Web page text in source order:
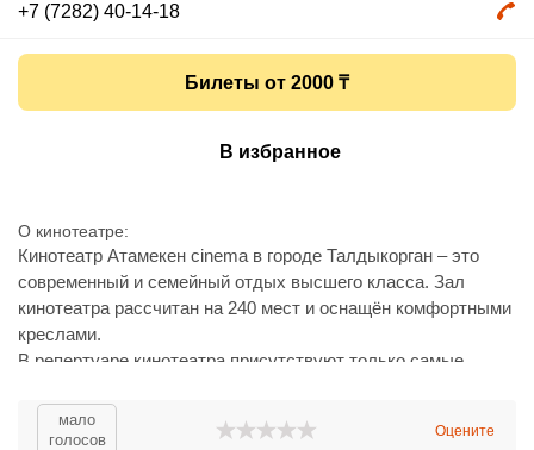
+7 (7282) 40-14-18
Билеты от 2000 ₸
В избранное
О кинотеатре
Кинотеатр Атамекен cinema в городе Талдыкорган – это
современный и семейный отдых высшего класса. Зал
кинотеатра рассчитан на 240 мест и оснащён комфортными
креслами.
В репертуаре кинотеатра присутствуют только самые
можно на большом экране с высоким качеством
изображения и звука.
мало
голосов
Оцените